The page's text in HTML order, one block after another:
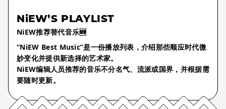
NiEW’S PLAYLIST
NiEW推荐替代音乐🆕
“NiEW Best Music”是一份播放列表，介绍那些顺应时代微
妙变化并提供新选择的艺术家。
NiEW编辑人员推荐的音乐不分名气、流派或国界，并根据需
要随时更新。